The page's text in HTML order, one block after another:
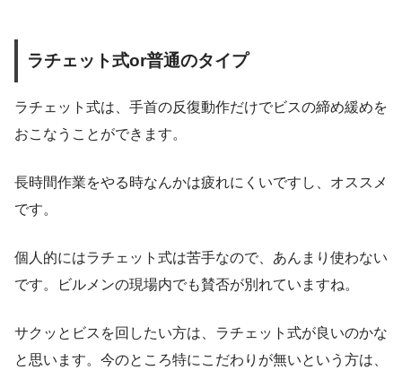
ラチェット式or普通のタイプ
ラチェット式は、手首の反復動作だけでビスの締め緩めを
おこなうことができます。
長時間作業をやる時なんかは疲れにくいですし、オススメ
です。
個人的にはラチェット式は苦手なので、あんまり使わない
です。ビルメンの現場内でも賛否が別れていますね。
サクッとビスを回したい方は、ラチェット式が良いのかな
と思います。今のところ特にこだわりが無いという方は、